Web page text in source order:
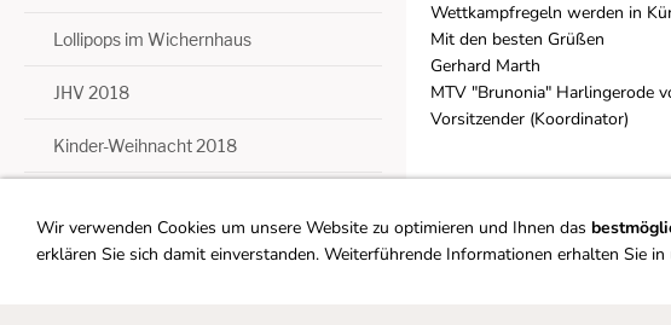
Lollipops im Wichernhaus
JHV 2018
Kinder-Weihnacht 2018
2020/21
Wettkampfregeln werden in
Mit den besten Grüßen
Gerhard Marth
MTV "Brunonia" Harlingerode
Vorsitzender (Koordinator)
Wir verwenden Cookies um unsere Website zu optimieren und Ihnen das
erklären Sie sich damit einverstanden. Weiterführende Informationen erhalten Sie in